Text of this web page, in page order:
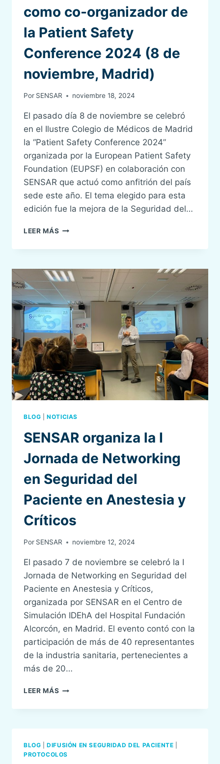
como co-organizador de
la Patient Safety
Conference 2024 (8 de
noviembre, Madrid)
Por SENSAR noviembre 18, 2024
El pasado día 8 de noviembre se celebró
en el Ilustre Colegio de Médicos de Madrid
la “Patient Safety Conference 2024”
organizada por la European Patient Safety
Foundation (EUPSF) en colaboración con
SENSAR que actuó como anfitrión del país
sede este año. El tema elegido para esta
edición fue la mejora de la Seguridad del…
LEER MÁS SENSAR
PARTICIPADO
CO-
ORGANIZADOR
DE
LA
PATIENT
SAFETY
CONFERENCE
2024
(8
DE
NOVIEMBRE,
MADRID)
BLOG |NOTICIAS
SENSAR organiza la I
Jornada de Networking
en Seguridad del
Paciente en Anestesia y
Críticos
Por SENSAR noviembre 12, 2024
El pasado 7 de noviembre se celebró la I
Jornada de Networking en Seguridad del
Paciente en Anestesia y Críticos,
organizada por SENSAR en el Centro de
Simulación IDEhA del Hospital Fundación
Alcorcón, en Madrid. El evento contó con la
participación de más de 40 representantes
de la industria sanitaria, pertenecientes a
más de 20…
LEER MÁS SENSAR
LA
NETWORKING
BLOG |DIFUSIÓN EN SEGURIDAD DEL PACIENTE
PROTOCOLOS